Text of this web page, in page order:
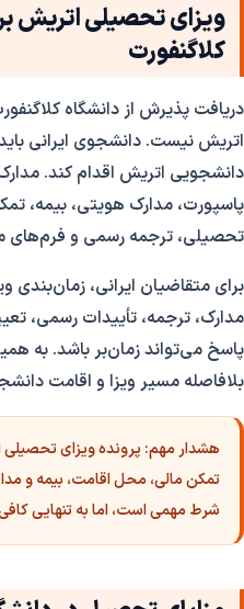
ویزای تحصیلی اتریش
کلاگنفورت
دریافت پذیرش از دانشگاه
اتریش نیست. دانشجوی ایرانی باید
دانشجویی اتریش اقدام کند.
پاسپورت، مدارک هویتی، بیمه،
تحصیلی، ترجمه رسمی و فرم‌های
برای متقاضیان ایرانی، زمان‌بندی
مدارک، ترجمه، تأییدات رسمی،
پاسخ می‌تواند زمان‌بر باشد. به
بلافاصله مسیر ویزا و اقامت
هشدار مهم: پرونده ویزای
تمکن مالی، محل اقامت، بیمه و
شرط مهمی است، اما به تنهایی